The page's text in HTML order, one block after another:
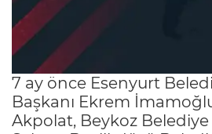
7 ay önce Esenyurt
Başkanı Ekrem
Akpolat, Beykoz Belediye